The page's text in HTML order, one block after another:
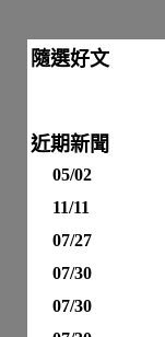
隨選好文
近期新聞
05/02
11/11
07/27
07/30
07/30